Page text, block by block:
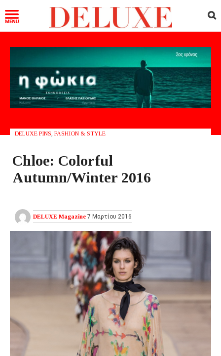
DELUXE PINS FASHION & STYLE
Chloe: Colorful
Autumn/Winter 2016
DELUXE Magazine 7 Μαρτίου 2016